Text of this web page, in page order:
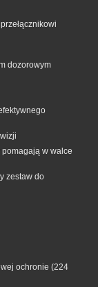
dozorowym
w walce
zestaw do
ochronie (224